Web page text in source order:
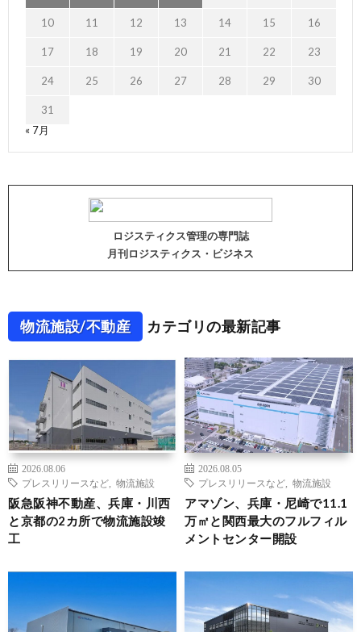
10 11 12 13 14 15 16
17 18 19 20 21 22 23
24 25 26 27 28 29 30
31
« 7月
ロジスティクス管理の専門誌
月刊ロジスティクス・ビジネス
物流施設/不動産 カテゴリの最新記事
2026.08.06
プレスリリースなど
物流施設
阪急阪神不動産、兵庫・川西
と京都の2カ所で物流施設竣
工
2026.08.05
プレスリリースなど
物流施設
アマゾン、兵庫・尼崎で11.1
万㎡と関西最大のフルフィル
メントセンター開設